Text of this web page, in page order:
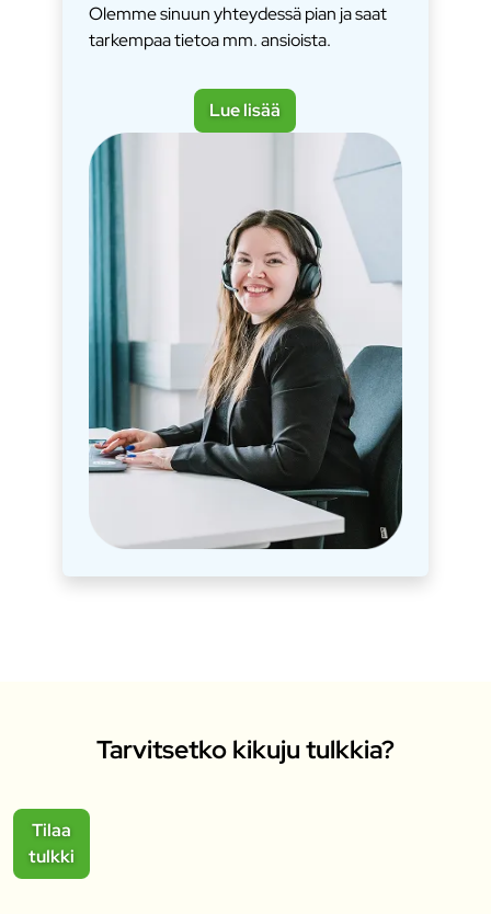
Olemme sinuun yhteydessä pian ja saat
tarkempaa tietoa mm. ansioista.
Lue lisää
Tarvitsetko kikuju tulkkia?
Tilaa
tulkki